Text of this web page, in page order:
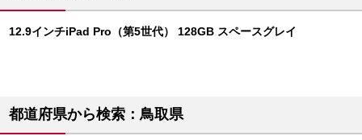
12.9インチiPad Pro（第5世代） 128GB スペースグレイ
都道府県から検索：鳥取県